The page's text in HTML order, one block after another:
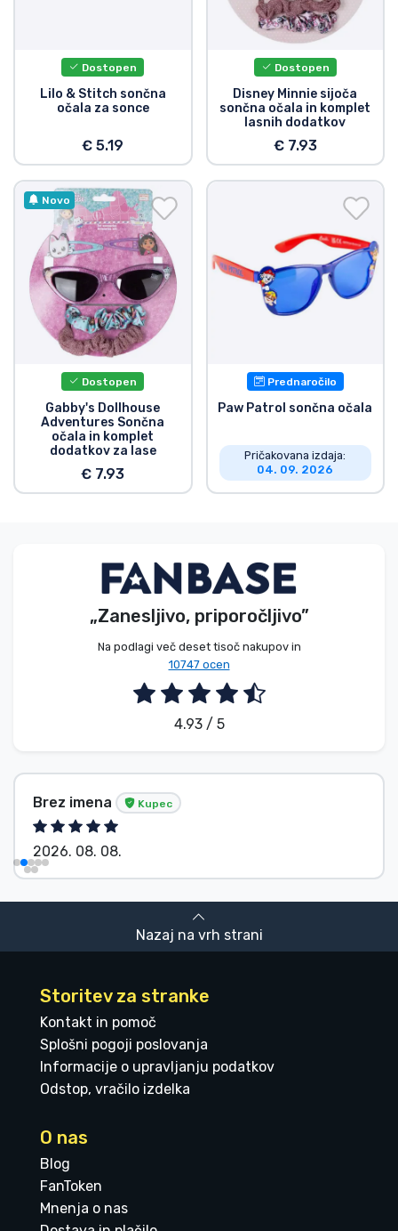
Dostopen
Lilo & Stitch sončna
očala za sonce
€ 5.19
Dostopen
Disney Minnie sijoča
sončna očala in komplet
lasnih dodatkov
€ 7.93
Novo
Dostopen
Gabby's Dollhouse
Adventures Sončna
očala in komplet
dodatkov za lase
€ 7.93
Prednaročilo
Paw Patrol sončna očala
Pričakovana izdaja:
04. 09. 2026
„Zanesljivo, priporočljivo”
Na podlagi več deset tisoč nakupov in
10747 ocen
4.93 / 5
Brez imena Kupec
2026. 08. 08.
Nazaj na vrh strani
Storitev za stranke
Kontakt in pomoč
Splošni pogoji poslovanja
Informacije o upravljanju podatkov
Odstop, vračilo izdelka
O nas
Blog
FanToken
Mnenja o nas